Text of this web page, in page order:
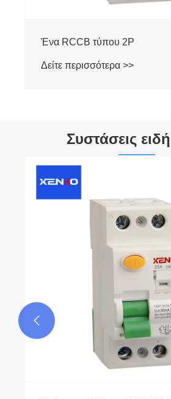
Διακόπτης κυκλώματος
Συστάσεις
Δείτε περισσότερα >>
